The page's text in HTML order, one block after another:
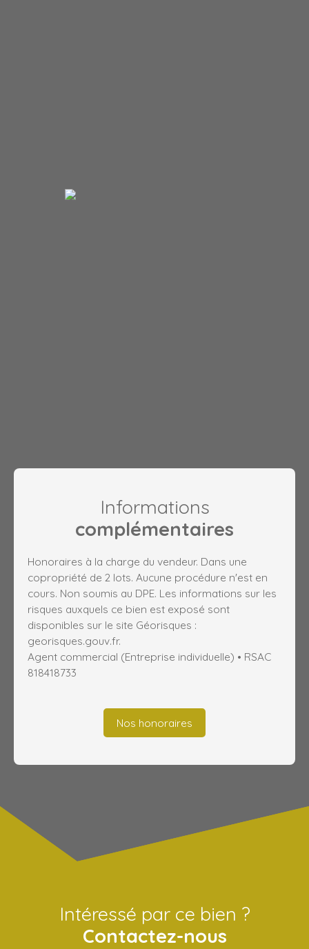
Informations
complémentaires
Honoraires à la charge du vendeur. Dans une
copropriété de 2 lots. Aucune procédure n'est en
cours. Non soumis au DPE. Les informations sur les
risques auxquels ce bien est exposé sont
disponibles sur le site Géorisques :
georisques.gouv.fr.
Agent commercial (Entreprise individuelle) • RSAC
818418733
Nos honoraires
Intéressé par ce bien ?
Contactez-nous